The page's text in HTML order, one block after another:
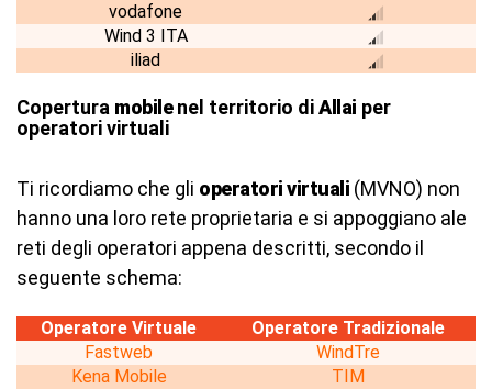
vodafone
Wind 3 ITA
iliad
Copertura mobilenel territorio diAllai per
operatori virtuali
Ti ricordiamo che gli operatori virtuali (MVNO) non
hanno una loro rete proprietaria e si appoggiano ale
reti degli operatori appena descritti, secondo il
seguente schema:
Operatore Virtuale
Operatore Tradizionale
Fastweb
WindTre
Kena Mobile
TIM